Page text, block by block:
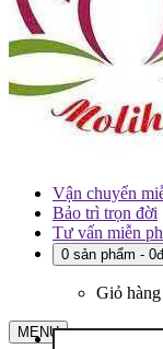
Vận chuyển
Bảo trì trọn đời
Tư vấn miễn
0 sản phẩm - 0đ
Giỏ
MENU